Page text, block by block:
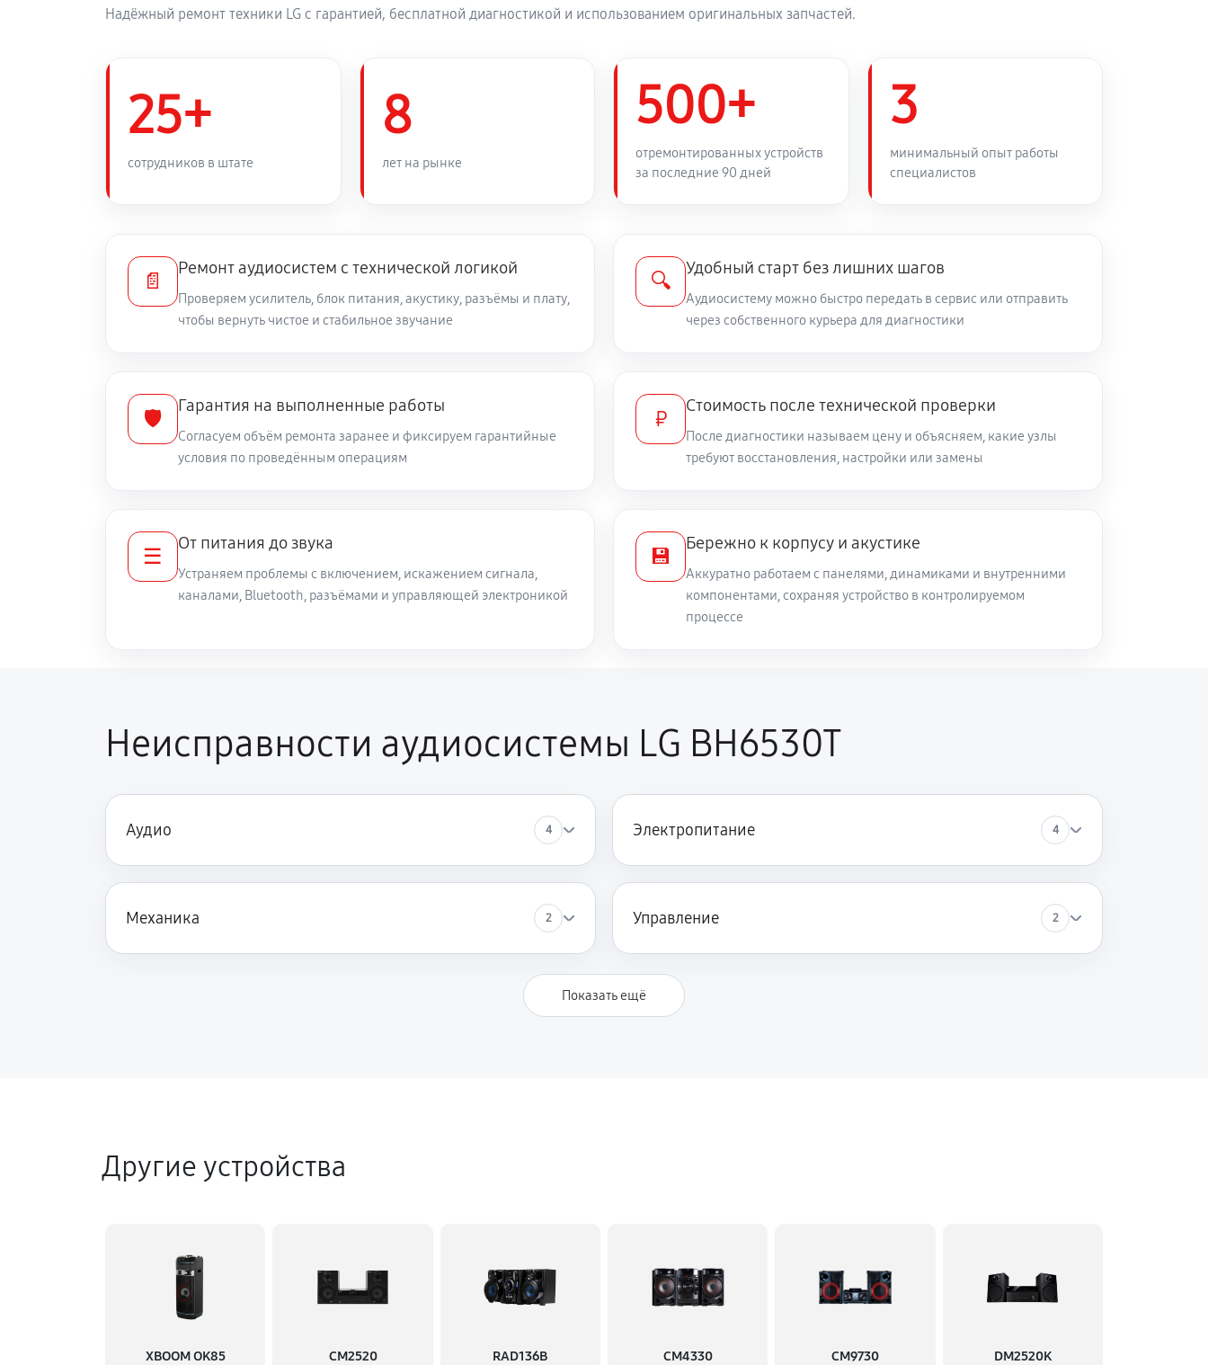
Надёжный ремонт техники LG с гарантией, бесплатной диагностикой и использованием оригинальных запчастей.
25+
сотрудников в штате
8
лет на рынке
500+
отремонтированных устройств
за последние 90 дней
3
минимальный опыт работы
специалистов
📄
Ремонт аудиосистем с технической логикой
Проверяем усилитель, блок питания, акустику, разъёмы и плату,
чтобы вернуть чистое и стабильное звучание
🔍
Удобный старт без лишних шагов
Аудиосистему можно быстро передать в сервис или отправить
через собственного курьера для диагностики
🛡️
Гарантия на выполненные работы
Согласуем объём ремонта заранее и фиксируем гарантийные
условия по проведённым операциям
₽
Стоимость после технической проверки
После диагностики называем цену и объясняем, какие узлы
требуют восстановления, настройки или замены
☰
От питания до звука
Устраняем проблемы с включением, искажением сигнала,
каналами, Bluetooth, разъёмами и управляющей электроникой
💾
Бережно к корпусу и акустике
Аккуратно работаем с панелями, динамиками и внутренними
компонентами, сохраняя устройство в контролируемом
процессе
Неисправности аудиосистемы LG BH6530T
Аудио 4 Электропитание 4
Механика 2 Управление 2
Показать ещё
Другие устройства
XBOOM OK85 CM2520 RAD136B CM4330 CM9730 DM2520K